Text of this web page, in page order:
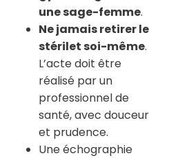
une sage-femme.
Ne jamais retirer le
stérilet soi-même.
L’acte doit être
réalisé par un
professionnel de
santé, avec douceur
et prudence.
Une échographie